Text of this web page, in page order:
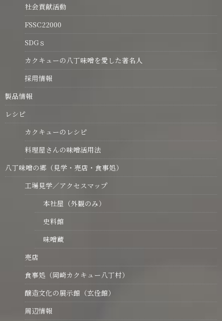
社会貢献活動
FSSC22000
SDGｓ
カクキューの八丁味噌を愛した著名人
採用情報
製品情報
レシピ
カクキューのレシピ
料理屋さんの味噌活用法
八丁味噌の郷（見学・売店・食事処）
工場見学／アクセスマップ
本社屋（外観のみ）
史料館
味噌蔵
売店
食事処（岡崎カクキュー八丁村）
醸造文化の展示館（玄佺館）
周辺情報